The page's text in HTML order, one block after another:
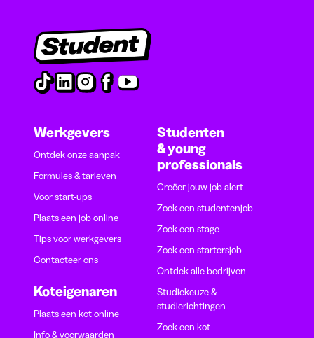
Werkgevers
Ontdek onze aanpak
Formules & tarieven
Voor start-ups
Plaats een job online
Tips voor werkgevers
Contacteer ons
Koteigenaren
Plaats een kot online
Info & voorwaarden
Studenten
& young
professionals
Creëer jouw job alert
Zoek een studentenjob
Zoek een stage
Zoek een startersjob
Ontdek alle bedrijven
Studiekeuze &
studierichtingen
Zoek een kot